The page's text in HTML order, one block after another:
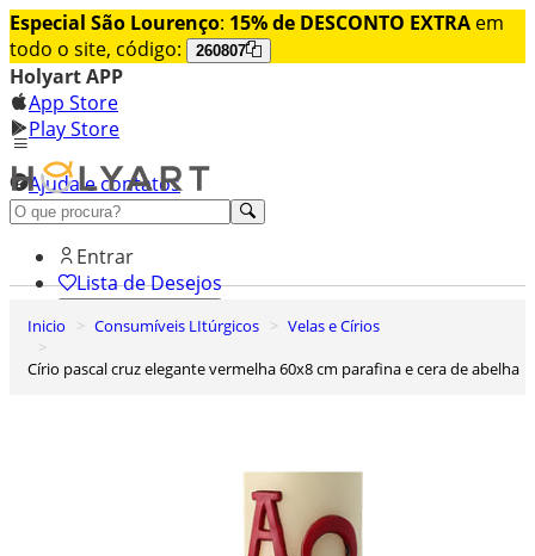
Especial São Lourenço: 15% de DESCONTO EXTRA em
todo o site, código:
260807
Holyart APP
App Store
Play Store
Ajuda e contatos
Conheça premium
Entrar
Lista de Desejos
0
Inicio Consumíveis LItúrgicos
Velas e Círios
Círio pascal cruz elegante vermelha 60x8 cm parafina e cera de abelha